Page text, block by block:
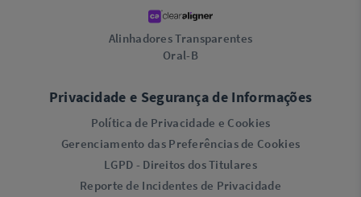
Alinhadores Transparentes
Oral-B
Privacidade e Segurança de Informações
Política de Privacidade e Cookies
Gerenciamento das Preferências de Cookies
LGPD - Direitos dos Titulares
Reporte de Incidentes de Privacidade